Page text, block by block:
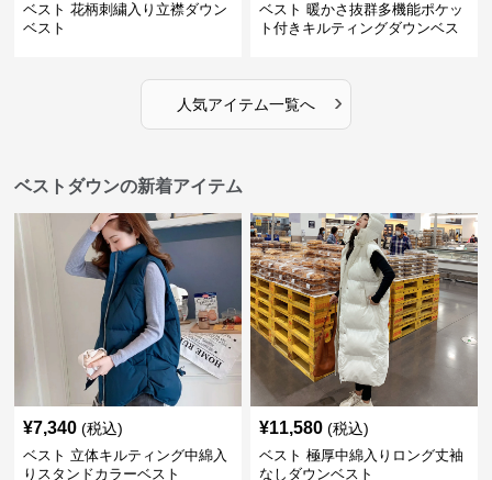
ベスト 花柄刺繍入り立襟ダウン
ベスト
ベスト 暖かさ抜群多機能ポケッ
ト付きキルティングダウンベス
人気アイテム一覧へ ›
ベストダウンの新着アイテム
¥7,340 (税込)
ベスト 立体キルティング中綿入
りスタンドカラーベスト
¥11,580 (税込)
ベスト 極厚中綿入りロング丈袖
なしダウンベスト